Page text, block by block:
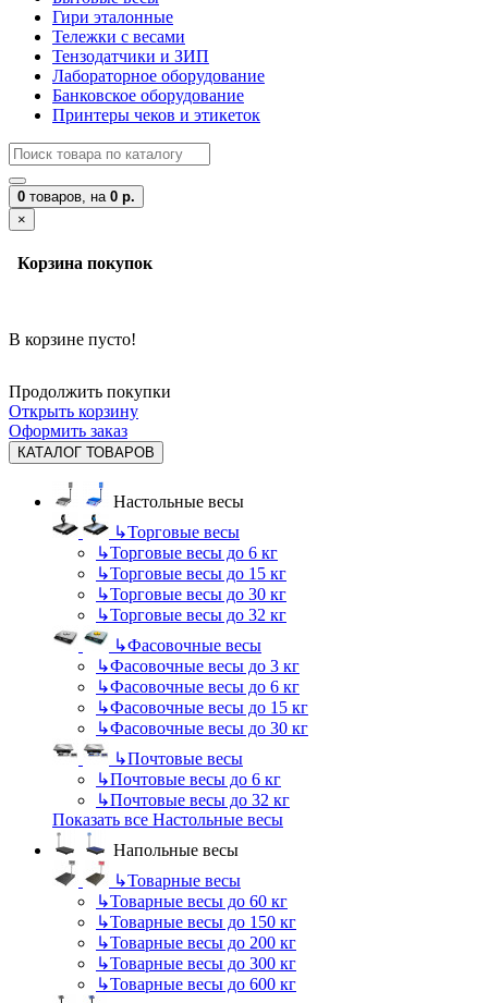
Гири эталонные
Тележки с весами
Тензодатчики и ЗИП
Лабораторное оборудование
Банковское оборудование
Принтеры чеков и этикеток
0 товаров, на 0 р.
×
Корзина покупок
В корзине пусто!
Продолжить покупки
Открыть корзину
Оформить заказ
КАТАЛОГ ТОВАРОВ
Настольные весы
↳Торговые весы
↳Торговые весы до 6 кг
↳Торговые весы до 15 кг
↳Торговые весы до 30 кг
↳Торговые весы до 32 кг
↳Фасовочные весы
↳Фасовочные весы до 3 кг
↳Фасовочные весы до 6 кг
↳Фасовочные весы до 15 кг
↳Фасовочные весы до 30 кг
↳Почтовые весы
↳Почтовые весы до 6 кг
↳Почтовые весы до 32 кг
Показать все Настольные весы
Напольные весы
↳Товарные весы
↳Товарные весы до 60 кг
↳Товарные весы до 150 кг
↳Товарные весы до 200 кг
↳Товарные весы до 300 кг
↳Товарные весы до 600 кг